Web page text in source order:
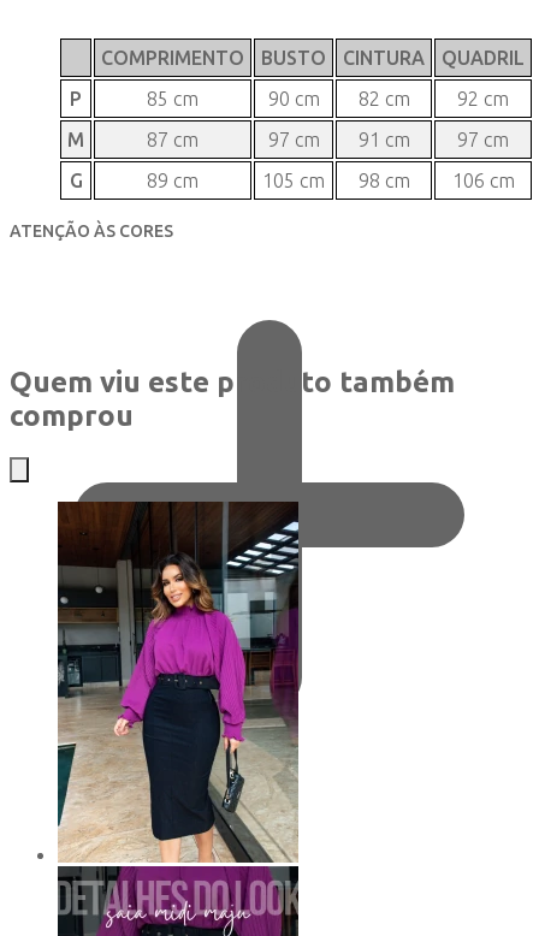
COMPRIMENTO BUSTO CINTURA
QUADRIL
P
85 cm 90 cm 82 cm
92 cm
M
87 cm 97 cm 91 cm
97 cm
G
89 cm 105 cm 98 cm 106 cm
ATENÇÃO ÀS CORES
Quem viu este produto também
comprou